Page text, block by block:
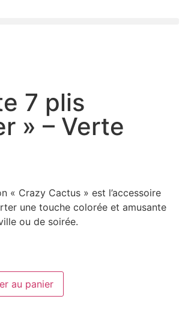
7 plis
» – Verte
« Crazy Cactus » est l’accessoire
une touche colorée et amusante
ou de soirée.
au panier